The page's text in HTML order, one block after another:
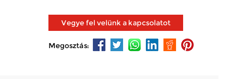
Vegye fel velünk a kapcsolatot
Megosztás: